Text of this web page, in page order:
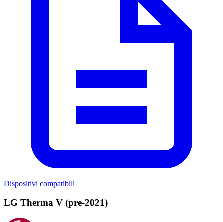
Dispositivi compatibili
LG Therma V (pre-2021)